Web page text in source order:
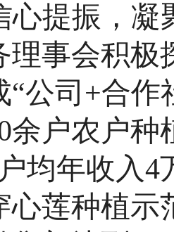
心提振，凝
理事会积极
“公司+合
余户农户
均年收入
心莲种植示